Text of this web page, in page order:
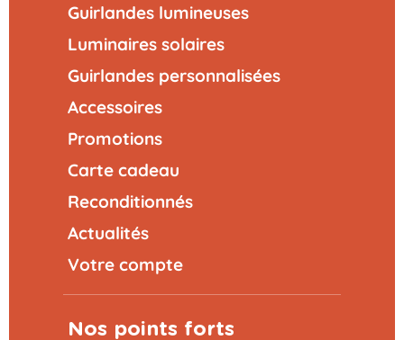
Guirlandes lumineuses
Luminaires solaires
Guirlandes personnalisées
Accessoires
Promotions
Carte cadeau
Reconditionnés
Actualités
Votre compte
Nos points forts